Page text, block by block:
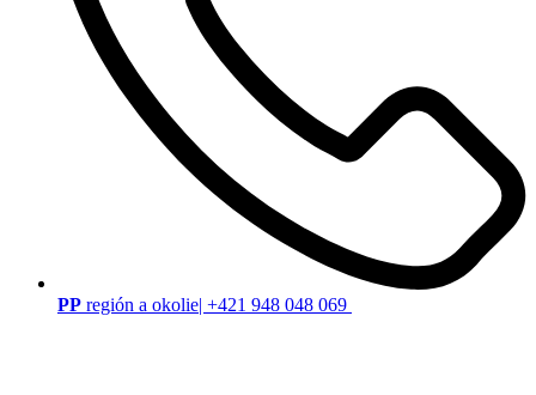
PP región a okolie| +421 948 048 069